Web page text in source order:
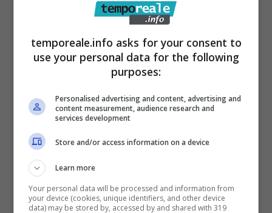
regia per lo sviluppo sostenibile
della Blue Economy
13 Giugno 2023
temporeale.info asks for your consent to
use your personal data for the following
purposes:
Personalised advertising and content, advertising and
content measurement, audience research and
services development
Store and/or access information on a device
Learn more
Your personal data will be processed and information from
your device (cookies, unique identifiers, and other device
data) may be stored by, accessed by and shared with 319